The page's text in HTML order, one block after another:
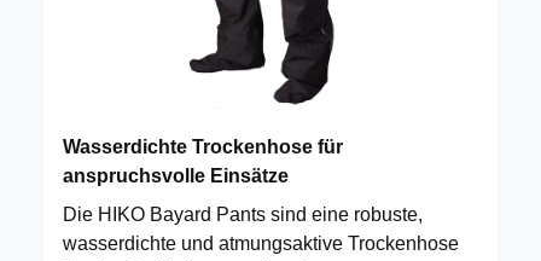
Wasserdichte Trockenhose für
anspruchsvolle Einsätze
Die HIKO Bayard Pants sind eine robuste,
wasserdichte und atmungsaktive Trockenhose